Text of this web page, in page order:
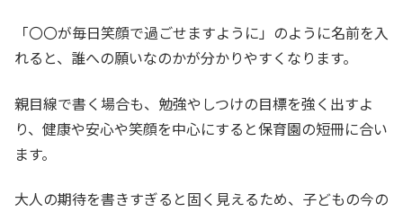
「〇〇が毎日笑顔で過ごせますように」のように名前を入
れると、誰への願いなのかが分かりやすくなります。
親目線で書く場合も、勉強やしつけの目標を強く出すよ
り、健康や安心や笑顔を中心にすると保育園の短冊に合い
ます。
大人の期待を書きすぎると固く見えるため、子どもの今の